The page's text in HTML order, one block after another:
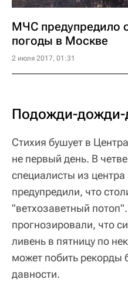
МЧС предупредило
погоды в Москве
2 июля 2017, 01:31
Подожди-
Стихия бушует в
не первый день. В
специалисты из
предупредили, что
"ветхозаветный
прогнозировали, что
ливень в пятницу по
может побить рекорды
давности.